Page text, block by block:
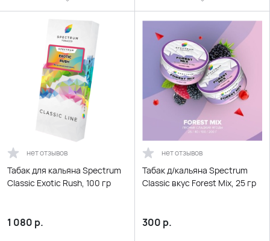
нет отзывов
Табак для кальяна Spectrum
Classic Exotic Rush, 100 гр
1 080 р.
нет отзывов
Табак д/кальяна Spectrum
Classic вкус Forest Mix, 25 гр
300 р.